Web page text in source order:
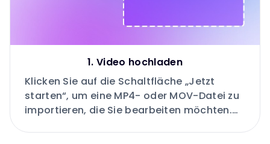
1. Video hochladen
Klicken Sie auf die Schaltfläche „Jetzt
starten“, um eine MP4- oder MOV-Datei zu
importieren, die Sie bearbeiten möchten.